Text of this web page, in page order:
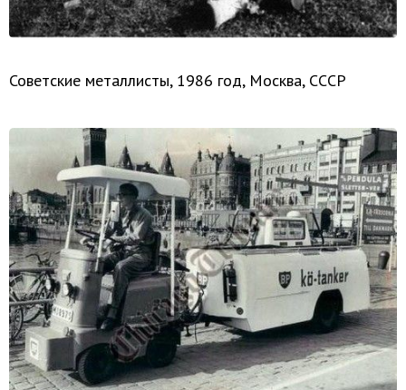
Советские металлисты, 1986 год, Москва, СССР